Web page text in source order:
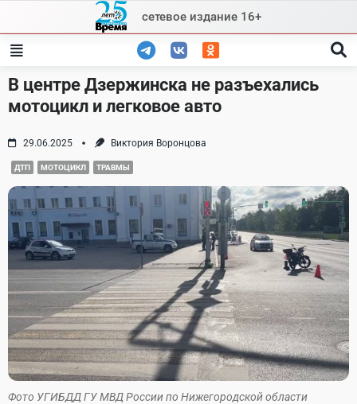
content
сетевое издание 16+
В центре Дзержинска не разъехались
мотоцикл и легковое авто
29.06.2025 Виктория Воронцова
ДТП МОТОЦИКЛ ТРАВМЫ
Фото УГИБДД ГУ МВД России по Нижегородской области